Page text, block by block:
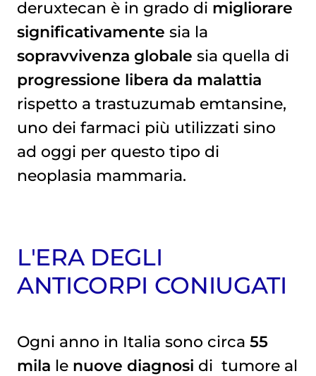
deruxtecan è in grado di migliorare
significativamente sia la
sopravvivenza globale sia quella di
progressione libera da malattia
rispetto a trastuzumab emtansine,
uno dei farmaci più utilizzati sino
ad oggi per questo tipo di
neoplasia mammaria.
L'ERA DEGLI
ANTICORPI CONIUGATI
Ogni anno in Italia sono circa 55
mila le nuove diagnosi di tumore al